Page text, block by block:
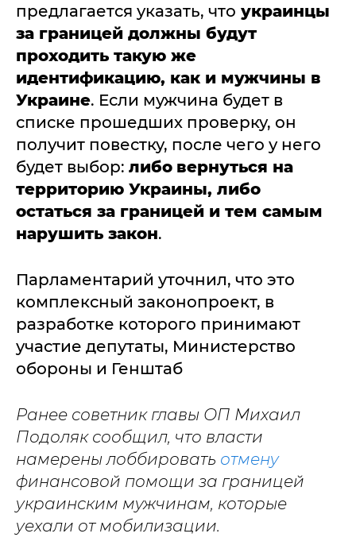
предлагается указать, что украинцы
за границей должны будут
проходить такую же
идентификацию, как и мужчины в
Украине. Если мужчина будет в
списке прошедших проверку, он
получит повестку, после чего у него
будет выбор: либо вернуться на
территорию Украины, либо
остаться за границей и тем самым
нарушить закон.
Парламентарий уточнил, что это
комплексный законопроект, в
разработке которого принимают
участие депутаты, Министерство
обороны и Генштаб
Ранее советник главы ОП Михаил
Подоляк сообщил, что власти
намерены лоббировать отмену
финансовой помощи за границей
украинским мужчинам, которые
уехали от мобилизации.